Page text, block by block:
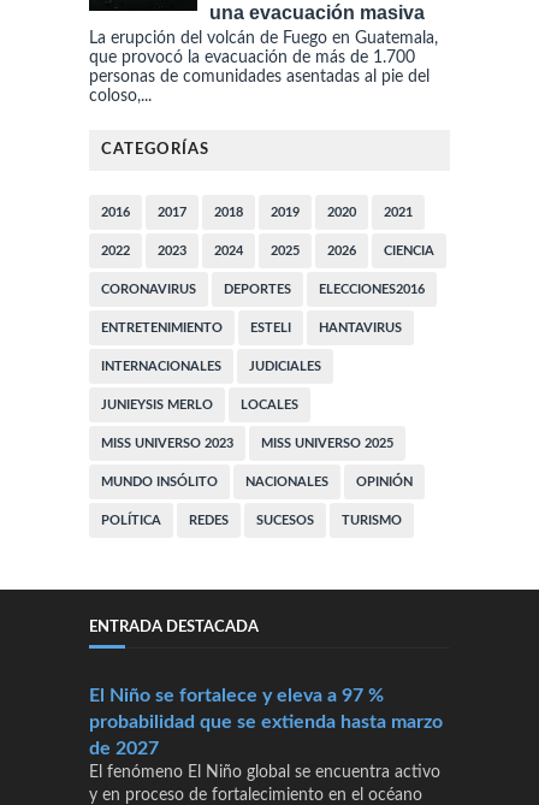
una evacuación masiva
La erupción del volcán de Fuego en Guatemala,
que provocó la evacuación de más de 1.700
personas de comunidades asentadas al pie del
coloso,...
CATEGORÍAS
2016 2017 2018 2019 2020 2021
2022 2023 2024 2025 2026 CIENCIA
CORONAVIRUS DEPORTES ELECCIONES2016
ENTRETENIMIENTO ESTELI HANTAVIRUS
INTERNACIONALES JUDICIALES
JUNIEYSIS MERLO LOCALES
MISS UNIVERSO 2023 MISS UNIVERSO 2025
MUNDO INSÓLITO NACIONALES OPINIÓN
POLÍTICA REDES SUCESOS TURISMO
ENTRADA DESTACADA
El Niño se fortalece y eleva a 97 %
probabilidad que se extienda hasta marzo
de 2027
El fenómeno El Niño global se encuentra activo
y en proceso de fortalecimiento en el océano